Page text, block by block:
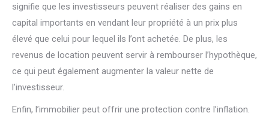
signifie que les investisseurs peuvent réaliser des gains en
capital importants en vendant leur propriété à un prix plus
élevé que celui pour lequel ils l’ont achetée. De plus, les
revenus de location peuvent servir à rembourser l’hypothèque,
ce qui peut également augmenter la valeur nette de
l’investisseur.
Enfin, l’immobilier peut offrir une protection contre l’inflation.